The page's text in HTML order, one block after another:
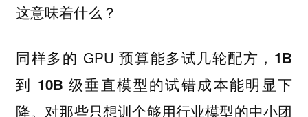
这意味着什么？
同样多的 GPU 预算能多试几轮配方， 1B
到 10B 级垂直模型的试错成本能明显下
降。对那些只想训个够用行业模型的中小团